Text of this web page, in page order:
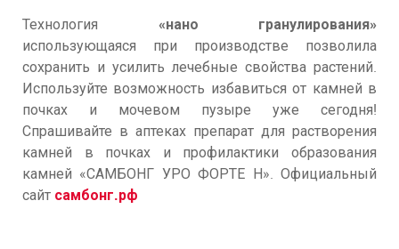
Технология «нано гранулирования»
использующаяся при производстве позволила
сохранить и усилить лечебные свойства растений.
Используйте возможность избавиться от камней в
почках и мочевом пузыре уже сегодня!
Спрашивайте в аптеках препарат для растворения
камней в почках и профилактики образования
камней «САМБОНГ УРО ФОРТЕ Н». Официальный
сайт самбонг.рф